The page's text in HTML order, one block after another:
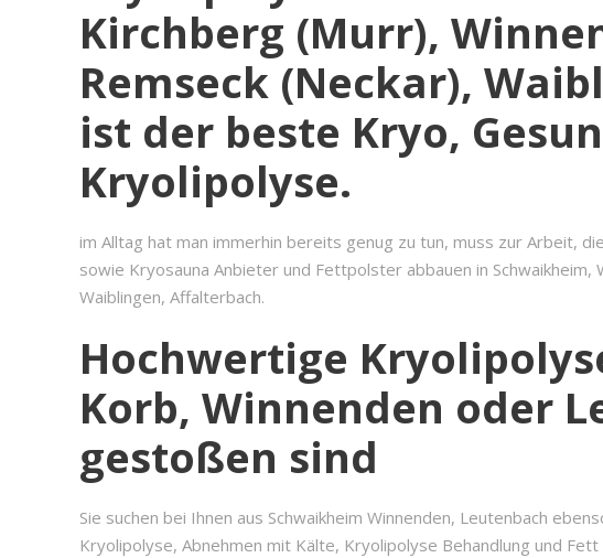
Kirchberg (Murr),
Remseck (Neckar),
ist der beste Kryo,
Kryolipolyse.
im Alltag hat man immerhin bereits genug zu tun, muss zur Arbeit,
sowie Kryosauna Anbieter und Fettpolster abbauen in
Waiblingen, Affalterbach.
Hochwertige
Korb, Winnenden oder
gestoßen sind
Sie suchen bei Ihnen aus Schwaikheim Winnenden, Leutenbach
Kryolipolyse, Abnehmen mit Kälte, Kryolipolyse Behandlung und